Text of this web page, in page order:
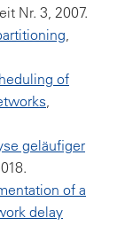
Nr. 3, 2007.
,
of
,
geläufiger
of a
delay